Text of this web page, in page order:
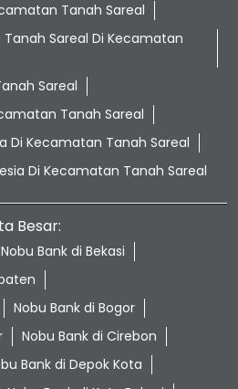
Tanah Sareal
Sareal Di Kecamatan
Sareal
Tanah Sareal
Di Kecamatan Tanah Sareal
Di Kecamatan Tanah Sareal
Besar:
Nobu Bank di Bekasi
Nobu Bank di Bogor
Nobu Bank di Cirebon
Bank di Depok Kota